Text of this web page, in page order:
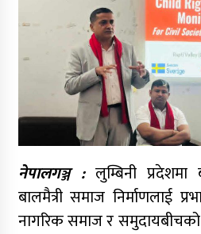
नेपालगञ्ज :लुम्बिनी
बालमैत्री समाज निर्माणलाई
नागरिक समाज र